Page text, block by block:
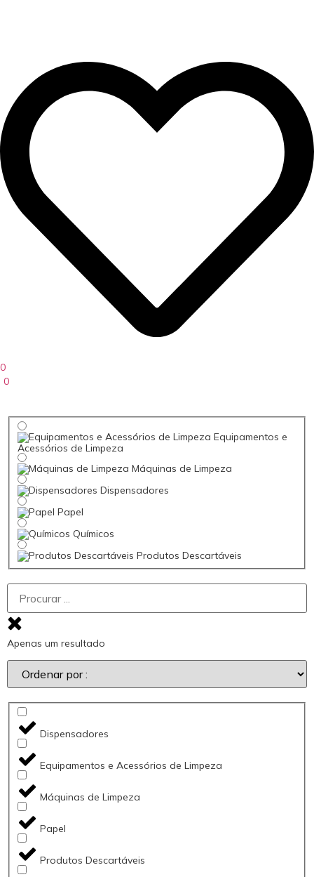
0
0
Equipamentos e
Acessórios de Limpeza
Máquinas de Limpeza
Dispensadores
Papel
Químicos
Produtos Descartáveis
Apenas um resultado
Dispensadores
Equipamentos e Acessórios de Limpeza
Máquinas de Limpeza
Papel
Produtos Descartáveis